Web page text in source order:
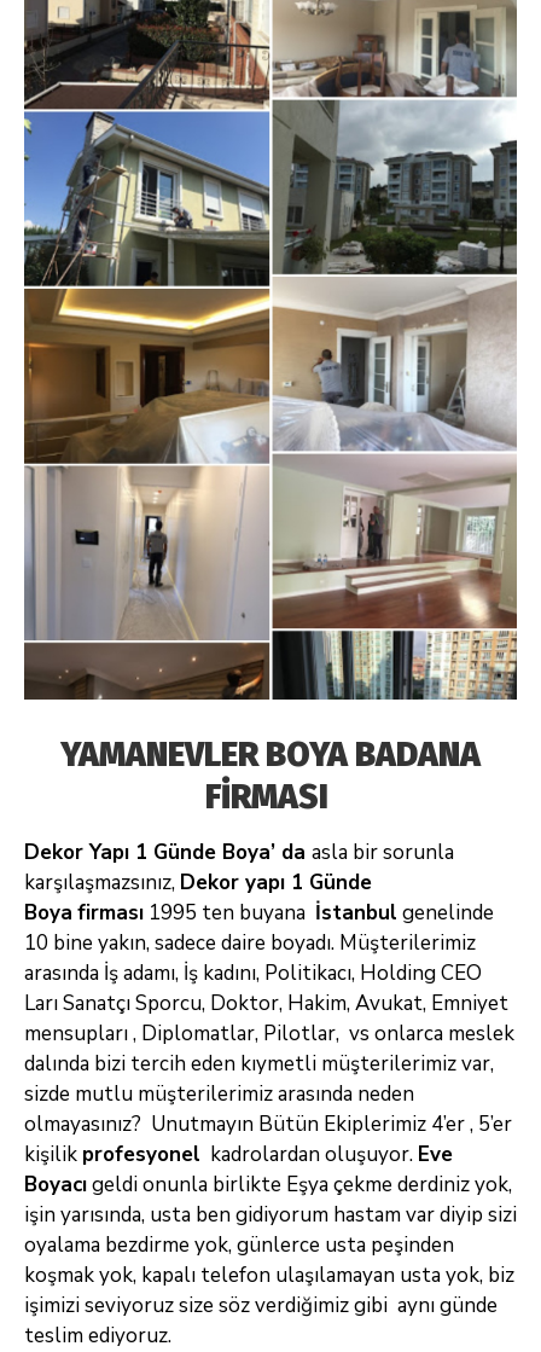
YAMANEVLER BOYA BADANA
FİRMASI
Dekor Yapı 1 Günde Boya’ da asla bir sorunla
karşılaşmazsınız, Dekor yapı 1 Günde
Boya firması 1995 ten buyana İstanbul genelinde
10 bine yakın, sadece daire boyadı. Müşterilerimiz
arasında İş adamı, İş kadını, Politikacı, Holding CEO
Ları Sanatçı Sporcu, Doktor, Hakim, Avukat, Emniyet
mensupları , Diplomatlar, Pilotlar, vs onlarca meslek
dalında bizi tercih eden kıymetli müşterilerimiz var,
sizde mutlu müşterilerimizarasında neden
olmayasınız? Unutmayın Bütün Ekiplerimiz 4’er , 5’er
kişilik profesyonel kadrolardan oluşuyor. Eve
Boyacıgeldi onunla birlikte Eşya çekme derdiniz yok,
işin yarısında, usta ben gidiyorum hastam var diyip sizi
oyalama bezdirme yok, günlerce usta peşinden
koşmak yok, kapalı telefon ulaşılamayan usta yok, biz
işimizi seviyoruz size söz verdiğimiz gibi aynı günde
teslim ediyoruz.